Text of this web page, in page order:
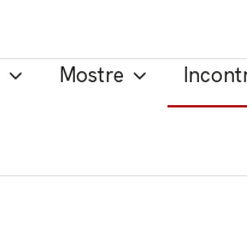
Mostre